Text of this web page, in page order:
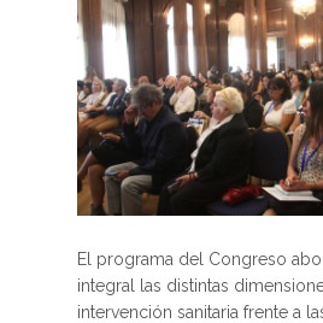
El programa del Congreso
integral las distintas
intervención sanitaria frente a